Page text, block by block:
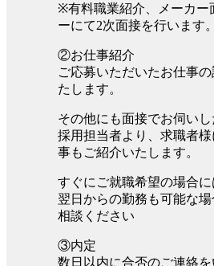
※有料職業紹介、メーカー
ーにて2次面接を行います。
②お仕事紹介
ご応募いただいたお仕事
たします。
その他にも面接でお伺いし
採用担当者より、求職者
事もご紹介いたします。
すぐにご就職希望の場合に
翌日からの勤務も可能な
相談ください
③内定
数日以内に合否のご連絡を